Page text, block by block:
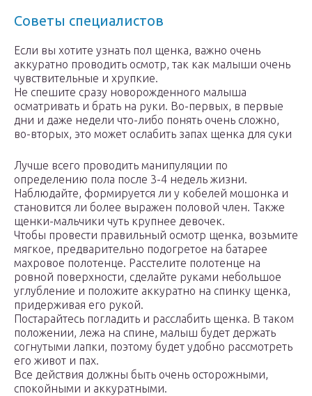
Советы специалистов
Если вы хотите узнать пол щенка, важно очень
аккуратно проводить осмотр, так как малыши очень
чувствительные и хрупкие.
Не спешите сразу новорожденного малыша
осматривать и брать на руки. Во-первых, в первые
дни и даже недели что-либо понять очень сложно,
во-вторых, это может ослабить запах щенка для суки
Лучше всего проводить манипуляции по
определению пола после 3-4 недель жизни.
Наблюдайте, формируется ли у кобелей мошонка и
становится ли более выражен половой член. Также
щенки-мальчики чуть крупнее девочек.
Чтобы провести правильный осмотр щенка, возьмите
мягкое, предварительно подогретое на батарее
махровое полотенце. Расстелите полотенце на
ровной поверхности, сделайте руками небольшое
углубление и положите аккуратно на спинку щенка,
придерживая его рукой.
Постарайтесь погладить и расслабить щенка. В таком
положении, лежа на спине, малыш будет держать
согнутыми лапки, поэтому будет удобно рассмотреть
его живот и пах.
Все действия должны быть очень осторожными,
спокойными и аккуратными.